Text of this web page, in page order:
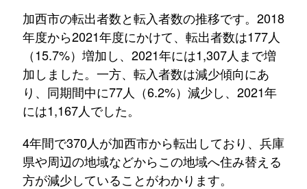
加西市の転出者数と転入者数の推移です。2018
年度から2021年度にかけて、転出者数は177人
（15.7%）増加し、2021年には1,307人まで増
加しました。一方、転入者数は減少傾向にあ
り、同期間中に77人（6.2%）減少し、2021年
には1,167人でした。
4年間で370人が加西市から転出しており、兵庫
県や周辺の地域などからこの地域へ住み替える
方が減少していることがわかります。